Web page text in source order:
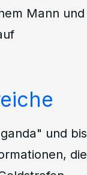
Mann und
und bis
die